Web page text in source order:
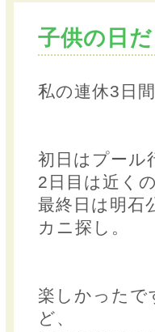
子供の日
私の連休3日
初日はプール
2日目は近く
最終日は明石
カニ探し。
楽しかったで
ど、